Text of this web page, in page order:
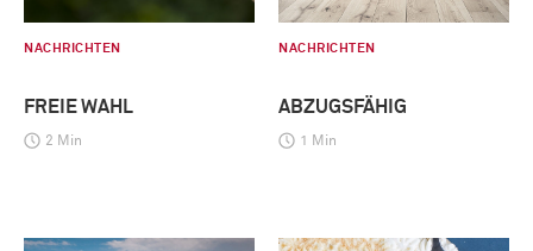
NACHRICHTEN
FREIE WAHL
2 Min
NACHRICHTEN
ABZUGSFÄHIG
1 Min